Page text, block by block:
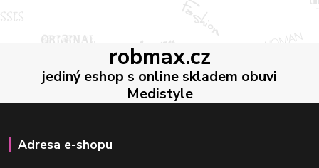
robmax.cz
jediný eshop s online skladem obuvi
Medistyle
Adresa e-shopu